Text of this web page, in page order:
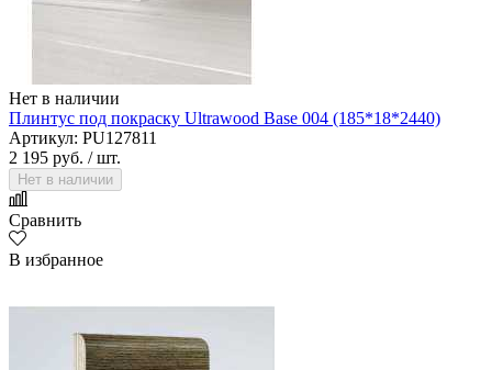
Нет в наличии
Плинтус под покраску Ultrawood Base 004 (185*18*2440)
Артикул: PU127811
2 195 руб. / шт.
Нет в наличии
Сравнить
В избранное